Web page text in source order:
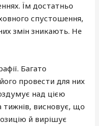
Їм достатньо
спустошення,
змін зникають. Не
Багато
провести для них
над цією
тижнів, висновує, що
й вирішує